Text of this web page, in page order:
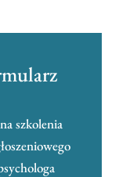
szkolenia